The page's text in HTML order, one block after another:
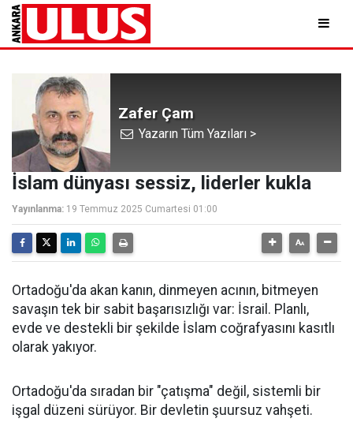
Zafer Çam
Yazarın Tüm Yazıları >
İslam dünyası sessiz, liderler kukla
Yayınlanma: 19 Temmuz 2025 Cumartesi 01:00
Ortadoğu'da akan kanın, dinmeyen acının, bitmeyen
savaşın tek bir sabit başarısızlığı var: İsrail. Planlı,
evde ve destekli bir şekilde İslam coğrafyasını kasıtlı
olarak yakıyor.
Ortadoğu'da sıradan bir "çatışma" değil, sistemli bir
işgal düzeni sürüyor. Bir devletin şuursuz vahşeti.